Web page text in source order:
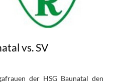
vs. SV
der HSG Baunatal den